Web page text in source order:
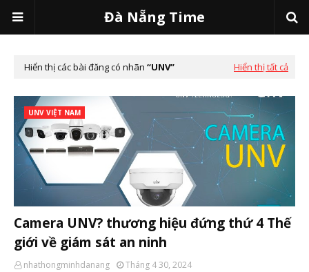
Đà Nẵng Time
Hiển thị các bài đăng có nhãn UNV Hiển thị tất cả
UNV VIỆT NAM
Camera UNV? thương hiệu đứng thứ 4 Thế
giới về giám sát an ninh
nhathongminhdanang Tháng 4 30, 2024